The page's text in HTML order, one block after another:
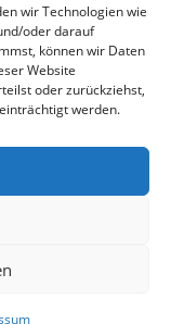
wir Technologien wie
oder darauf
können wir Daten
Website
oder zurückziehst,
werden.